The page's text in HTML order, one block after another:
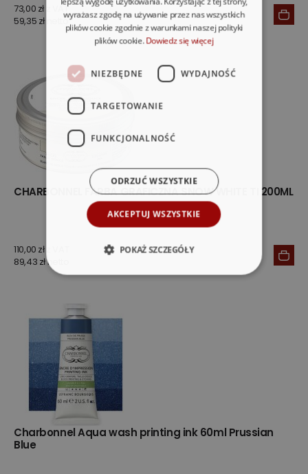
73,00 zł z VAT
59,35 zł netto
CHARBONNEL FARBA GRAFICZNA SNOW WHITE TI 200ML
110,00 zł z VAT
89,43 zł netto
Charbonnel Aqua wash printing ink 60ml Prussian
Blue
wyrażasz zgodę na używanie przez nas wszystkich
plików cookie zgodnie z warunkami naszej polityki
plików cookie.Dowiedz się więcej
NIEZBĘDNE WYDAJNOŚĆ
TARGETOWANIE
FUNKCJONALNOŚĆ
AKCEPTUJ WSZYSTKIE
ODRZUĆ WSZYSTKIE
POKAŻ SZCZEGÓŁY